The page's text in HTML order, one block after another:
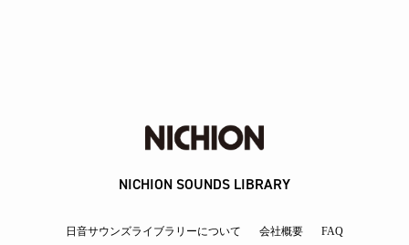
NICHION SOUNDS LIBRARY
日音サウンズライブラリーについて 会社概要 FAQ